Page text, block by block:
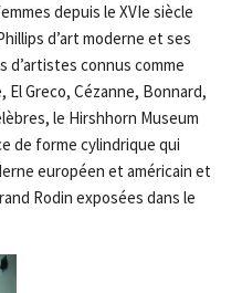
depuis le XVIe siècle
d’art moderne et ses
connus comme
El Greco, Cézanne, Bonnard,
le Hirshhorn Museum
de forme cylindrique qui
européen et américain et
Rodin exposées dans le